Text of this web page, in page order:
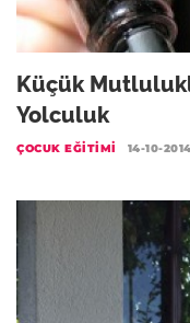
Küçük
Yolculuk
ÇOCUK EĞITIMI 14-10-2014